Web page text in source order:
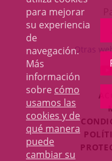
para mejorar
su experiencia
de
navegación.
Más
información
sobre cómo
usamos las
cookies y de
qué manera
puede
cambiar su
Otras